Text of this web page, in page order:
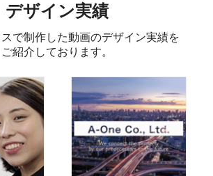
デザイン実績
で制作した動画のデザイン実績を
ご紹介しております。